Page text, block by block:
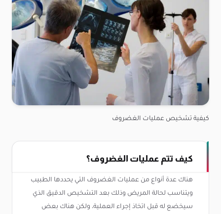
كيفية تشخيص عمليات الغضروف
كيف تتم عمليات الغضروف؟
هناك عدة أنواع من عمليات الغضروف التي يحددها الطبيب
ويتناسب لحالة المريض وذلك بعد التشخيص الدقيق الذي
سيخضع له قبل اتخاذ إجراء العملية، ولكن هناك بعض